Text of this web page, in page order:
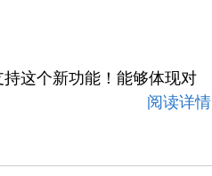
持这个新功能！能够体现对
阅读详情